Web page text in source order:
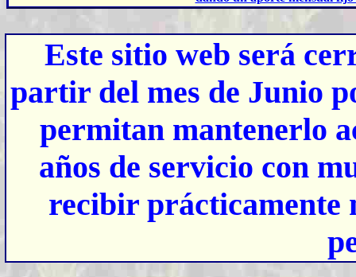
Este sitio web será
partir del mes de Junio
permitan mantenerlo
años de servicio con
recibir prácticamente